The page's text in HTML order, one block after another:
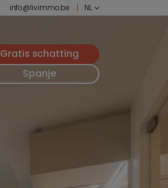
info@livimmo.be NL
Gratis schatting
Spanje